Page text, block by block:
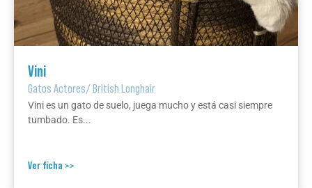
Vini
Gatos Actores/British Longhair
Vini es un gato de suelo, juega mucho y está casi siempre
tumbado. Es...
Ver ficha >>